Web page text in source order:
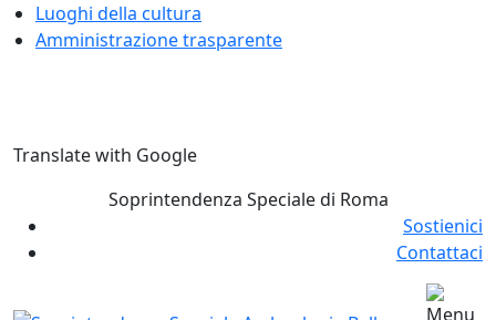
Luoghi della cultura
Amministrazione trasparente
SkipTranslate with Google
Soprintendenza Speciale di Roma
Sostienici
Contattaci